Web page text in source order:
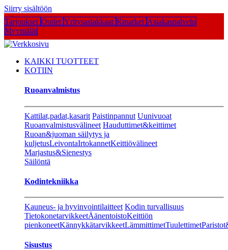
Siirry sisältöön
Tarjoukset Outlet Yritysasiakkaat Rmarket Asiakaspalvelu
Myymälät
KAIKKI TUOTTEET
KOTIIN
Ruoanvalmistus
Kattilat,padat,kasarit Paistinpannut Uunivuoat
Ruoanvalmistusvälineet Hauduttimet&keittimet
Ruoan&juoman säilytys ja
kuljetusLeivontaIrtokannetKeittiövälineet
Marjastus&Sienestys
Säilöntä
Kodintekniikka
Kauneus- ja hyvinvointilaitteet Kodin turvallisuus
TietokonetarvikkeetÄänentoistoKeittiön
pienkoneetKännykkätarvikkeetLämmittimetTuulettimet
Sisustus